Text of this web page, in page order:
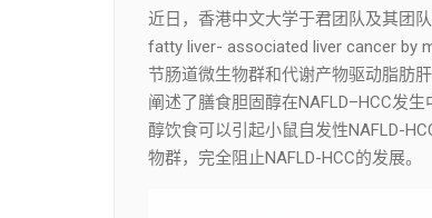
近日，香港中文大学于君团队及其团
fatty liver- associated liver cancer by
节肠道微生物群和代谢产物驱动脂肪
阐述了膳食胆固醇在NAFLD–HCC发
醇饮食可以引起小鼠自发性NAFLD-
物群，完全阻止NAFLD-HCC的发展。